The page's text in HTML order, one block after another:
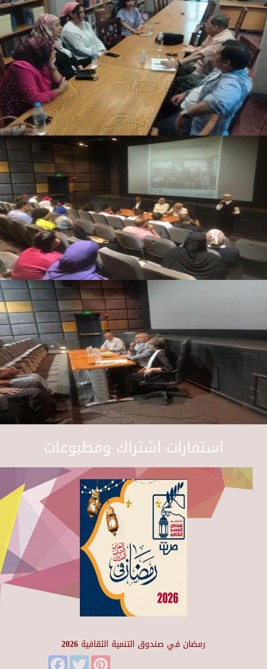
استمارات اشتراك ومطبوعات
رمضان في صندوق التنمية الثقافية 2026
FacebookTwitter